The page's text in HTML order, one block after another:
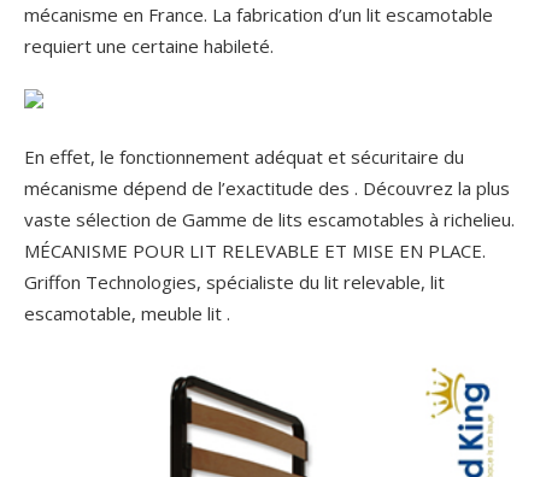
mécanisme en France. La fabrication d’un lit escamotable
requiert une certaine habileté.
En effet, le fonctionnement adéquat et sécuritaire du
mécanisme dépend de l’exactitude des . Découvrez la plus
vaste sélection de Gamme de lits escamotables à richelieu.
MÉCANISME POUR LIT RELEVABLE ET MISE EN PLACE.
Griffon Technologies, spécialiste du lit relevable, lit
escamotable, meuble lit .